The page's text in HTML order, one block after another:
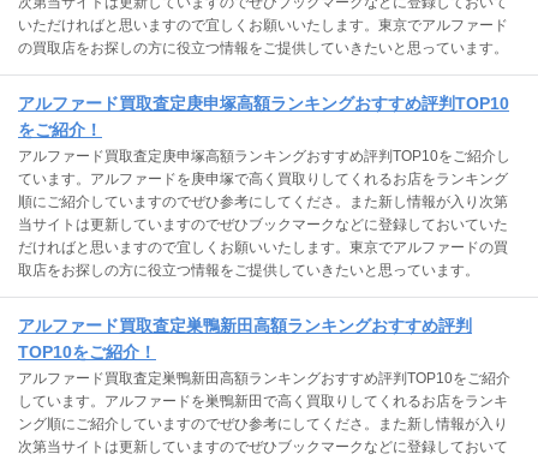
いただければと思いますので宜しくお願いいたします。東京でアルファード
の買取店をお探しの方に役立つ情報をご提供していきたいと思っています。
アルファード買取査定庚申塚高額ランキングおすすめ評判TOP10
をご紹介！
アルファード買取査定庚申塚高額ランキングおすすめ評判TOP10をご紹介し
ています。アルファードを庚申塚で高く買取りしてくれるお店をランキング
順にご紹介していますのでぜひ参考にしてくださ。また新し情報が入り次第
当サイトは更新していますのでぜひブックマークなどに登録しておいていた
だければと思いますので宜しくお願いいたします。東京でアルファードの買
取店をお探しの方に役立つ情報をご提供していきたいと思っています。
アルファード買取査定巣鴨新田高額ランキングおすすめ評判
TOP10をご紹介！
アルファード買取査定巣鴨新田高額ランキングおすすめ評判TOP10をご紹介
しています。アルファードを巣鴨新田で高く買取りしてくれるお店をランキ
ング順にご紹介していますのでぜひ参考にしてくださ。また新し情報が入り
次第当サイトは更新していますのでぜひブックマークなどに登録しておいて